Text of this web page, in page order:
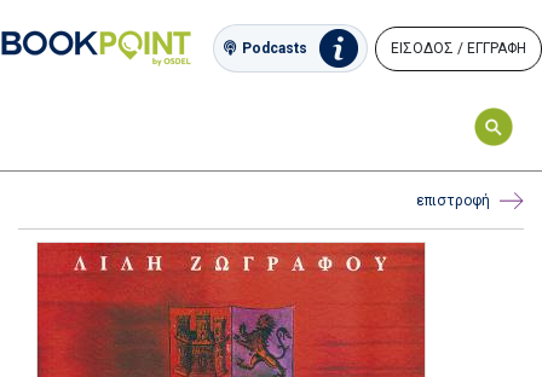
Podcasts ΕΙΣΟΔΟΣ / ΕΓΓΡΑΦΗ
επιστροφή